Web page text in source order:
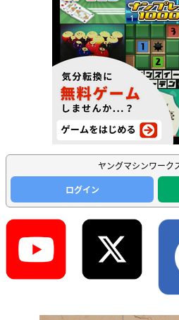
ヤングマシンワーク
ログイン